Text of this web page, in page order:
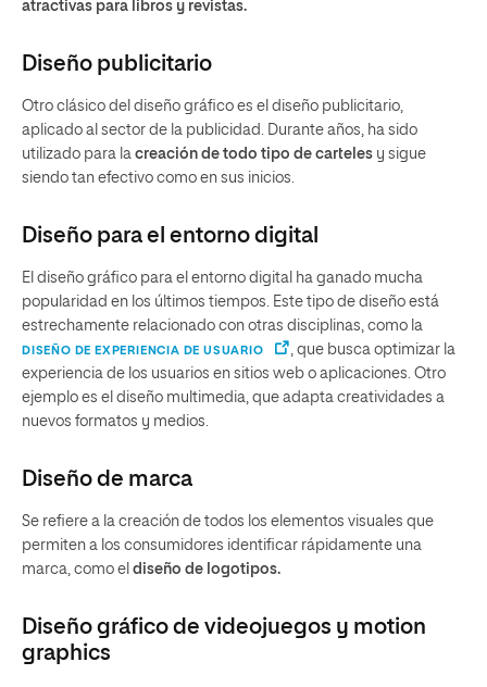
atractivas para libros y revistas.
Diseño publicitario
Otro clásico del diseño gráfico es el diseño publicitario,
aplicado al sector de la publicidad. Durante años, ha sido
utilizado para la creación de todo tipo de carteles y sigue
siendo tan efectivo como en sus inicios.
Diseño para el entorno digital
El diseño gráfico para el entorno digital ha ganado mucha
popularidad en los últimos tiempos. Este tipo de diseño está
estrechamente relacionado con otras disciplinas, como la
DISEÑO DE EXPERIENCIA DE USUARIO
, que busca optimizar la
experiencia de los usuarios en sitios web o aplicaciones. Otro
ejemplo es el diseño multimedia, que adapta creatividades a
nuevos formatos y medios.
Diseño de marca
Se refiere a la creación de todos los elementos visuales que
permiten a los consumidores identificar rápidamente una
marca, como el diseño de logotipos.
Diseño gráfico de videojuegos y motion
graphics